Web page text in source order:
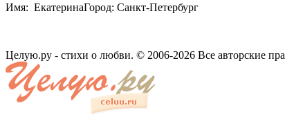
Имя: ЕкатеринаГород: Санкт-Петербург
Целую.ру - стихи о любви. © 2006-2026 Все авторские